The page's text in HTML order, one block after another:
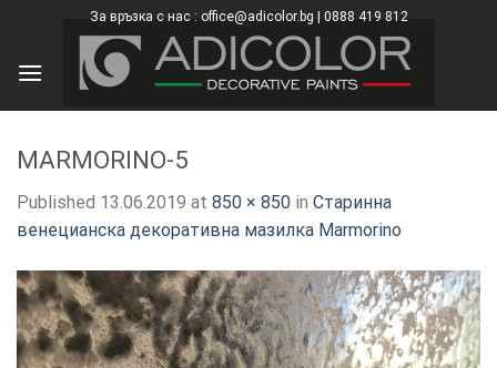
content
За връзка с нас : office@adicolor.bg | 0888 419 812
MARMORINO-5
Published 13.06.2019 at 850 × 850 in Старинна
венецианска декоративна мазилка Marmorino
×